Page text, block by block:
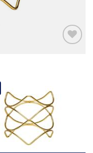
verlanglijst